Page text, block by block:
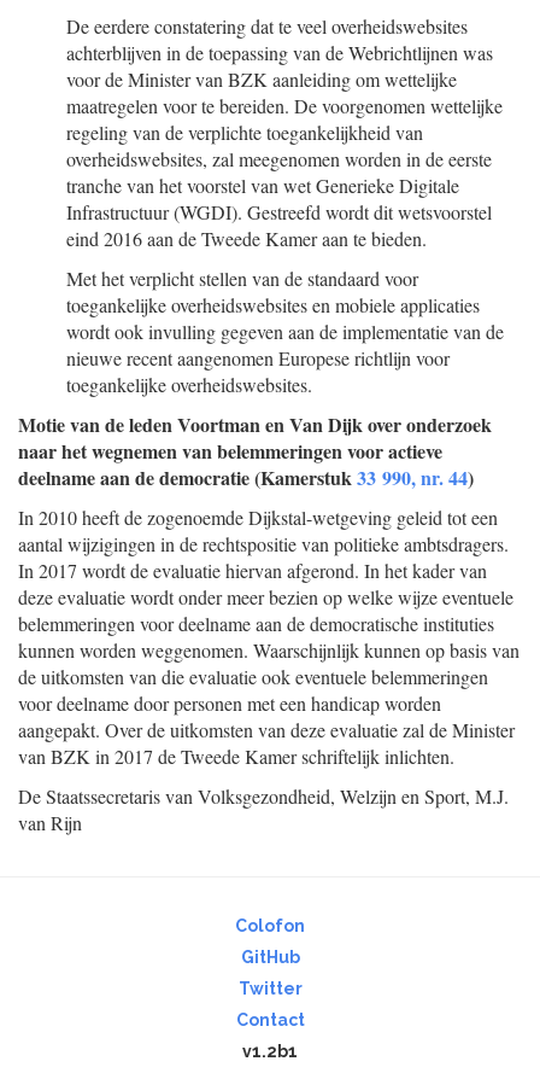
De eerdere constatering dat te veel overheidswebsites
achterblijven in de toepassing van de Webrichtlijnen was
voor de Minister van BZK aanleiding om wettelijke
maatregelen voor te bereiden. De voorgenomen wettelijke
regeling van de verplichte toegankelijkheid van
overheidswebsites, zal meegenomen worden in de eerste
tranche van het voorstel van wet Generieke Digitale
Infrastructuur (WGDI). Gestreefd wordt dit wetsvoorstel
eind 2016 aan de Tweede Kamer aan te bieden.
Met het verplicht stellen van de standaard voor
toegankelijke overheidswebsites en mobiele applicaties
wordt ook invulling gegeven aan de implementatie van de
nieuwe recent aangenomen Europese richtlijn voor
toegankelijke overheidswebsites.
Motie van de leden Voortman en Van Dijk over onderzoek
naar het wegnemen van belemmeringen voor actieve
deelname aan de democratie (Kamerstuk33 990, nr. 44)
In 2010 heeft de zogenoemde Dijkstal-wetgeving geleid tot een
aantal wijzigingen in de rechtspositie van politieke ambtsdragers.
In 2017 wordt de evaluatie hiervan afgerond. In het kader van
deze evaluatie wordt onder meer bezien op welke wijze eventuele
belemmeringen voor deelname aan de democratische instituties
kunnen worden weggenomen. Waarschijnlijk kunnen op basis van
de uitkomsten van die evaluatie ook eventuele belemmeringen
voor deelname door personen met een handicap worden
aangepakt. Over de uitkomsten van deze evaluatie zal de Minister
van BZK in 2017 de Tweede Kamer schriftelijk inlichten.
De Staatssecretaris van Volksgezondheid, Welzijn en Sport, M.J.
van Rijn
Colofon
GitHub
Twitter
Contact
v1.2b1